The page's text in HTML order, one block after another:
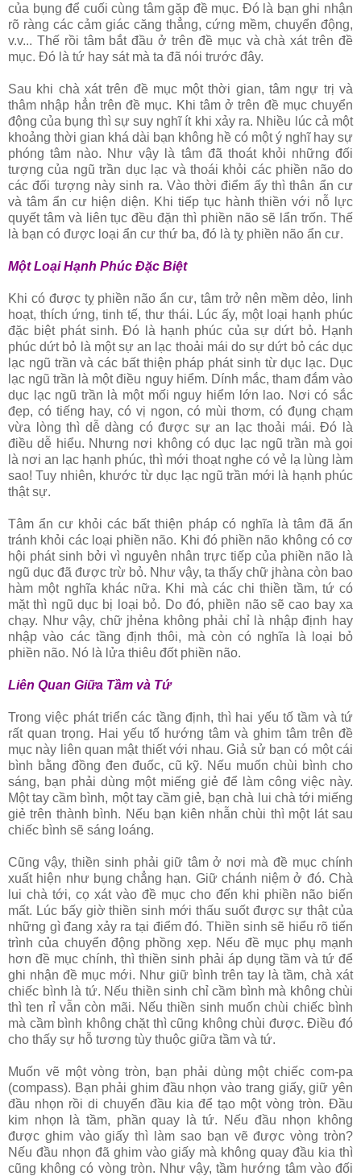
của bụng để cuối cùng tâm gặp đề mục. Ðó là bạn ghi nhận
rõ ràng các cảm giác căng thẳng, cứng mềm, chuyển động,
v.v... Thế rồi tâm bắt đầu ở trên đề mục và chà xát trên đề
mục. Ðó là tứ hay sát mà ta đã nói trước đây.
Sau khi chà xát trên đề mục một thời gian, tâm ngự trị và
thâm nhập hẳn trên đề mục. Khi tâm ở trên đề mục chuyển
động của bụng thì sự suy nghĩ ít khi xảy ra. Nhiều lúc cả một
khoảng thời gian khá dài bạn không hề có một ý nghĩ hay sự
phóng tâm nào. Như vậy là tâm đã thoát khỏi những đối
tượng của ngũ trần dục lạc và thoái khỏi các phiền não do
các đối tượng này sinh ra. Vào thời điểm ấy thì thân ẩn cư
và tâm ẩn cư hiện diện. Khi tiếp tục hành thiền với nỗ lực
quyết tâm và liên tục đều đặn thì phiền não sẽ lẩn trốn. Thế
là bạn có được loại ẩn cư thứ ba, đó là tỵ phiền não ẩn cư.
Một Loại Hạnh Phúc Ðặc Biệt
Khi có được tỵ phiền não ẩn cư, tâm trở nên mềm dẻo, linh
hoạt, thích ứng, tinh tế, thư thái. Lúc ấy, một loại hạnh phúc
đặc biệt phát sinh. Ðó là hạnh phúc của sự dứt bỏ. Hạnh
phúc dứt bỏ là một sự an lạc thoải mái do sự dứt bỏ các dục
lạc ngũ trần và các bất thiện pháp phát sinh từ dục lạc. Dục
lạc ngũ trần là một điều nguy hiểm. Dính mắc, tham đắm vào
dục lạc ngũ trần là một mối nguy hiểm lớn lao. Nơi có sắc
đẹp, có tiếng hay, có vị ngon, có mùi thơm, có đụng chạm
vừa lòng thì dễ dàng có được sự an lạc thoải mái. Ðó là
điều dễ hiểu. Nhưng nơi không có dục lạc ngũ trần mà gọi
là nơi an lạc hạnh phúc, thì mới thoạt nghe có vẻ lạ lùng làm
sao! Tuy nhiên, khước từ dục lạc ngũ trần mới là hạnh phúc
thật sự.
Tâm ẩn cư khỏi các bất thiện pháp có nghĩa là tâm đã ẩn
tránh khỏi các loại phiền não. Khi đó phiền não không có cơ
hội phát sinh bởi vì nguyên nhân trực tiếp của phiền não là
ngũ dục đã được trừ bỏ. Như vậy, ta thấy chữ jhàna còn bao
hàm một nghĩa khác nữa. Khi mà các chi thiền tầm, tứ có
mặt thì ngũ dục bị loại bỏ. Do đó, phiền não sẽ cao bay xa
chạy. Như vậy, chữ jhẻna không phải chỉ là nhập định hay
nhập vào các tầng định thôi, mà còn có nghĩa là loại bỏ
phiền não. Nó là lửa thiêu đốt phiền não.
Liên Quan Giữa Tầm và Tứ
Trong việc phát triển các tầng định, thì hai yếu tố tầm và tứ
rất quan trọng. Hai yếu tố hướng tâm và ghim tâm trên đề
mục này liên quan mật thiết với nhau. Giả sử bạn có một cái
bình bằng đồng đen đuốc, cũ kỹ. Nếu muốn chùi bình cho
sáng, bạn phải dùng một miếng giẻ để làm công việc này.
Một tay cầm bình, một tay cầm giẻ, bạn chà lui chà tới miếng
giẻ trên thành bình. Nếu bạn kiên nhẫn chùi thì một lát sau
chiếc bình sẽ sáng loáng.
Cũng vậy, thiền sinh phải giữ tâm ở nơi mà đề mục chính
xuất hiện như bụng chẳng hạn. Giữ chánh niệm ở đó. Chà
lui chà tới, cọ xát vào đề mục cho đến khi phiền não biến
mất. Lúc bấy giờ thiền sinh mới thấu suốt được sự thật của
những gì đang xảy ra tại điểm đó. Thiền sinh sẽ hiểu rõ tiến
trình của chuyển động phồng xẹp. Nếu đề mục phụ mạnh
hơn đề mục chính, thì thiền sinh phải áp dụng tầm và tứ để
ghi nhận đề mục mới. Như giữ bình trên tay là tầm, chà xát
chiếc bình là tứ. Nếu thiền sinh chỉ cầm bình mà không chùi
thì ten rỉ vẫn còn mãi. Nếu thiền sinh muốn chùi chiếc bình
mà cầm bình không chặt thì cũng không chùi được. Ðiều đó
cho thấy sự hỗ tương tùy thuộc giữa tầm và tứ.
Muốn vẽ một vòng tròn, bạn phải dùng một chiếc com-pa
(compass). Bạn phải ghim đầu nhọn vào trang giấy, giữ yên
đầu nhọn rồi di chuyển đầu kia để tạo một vòng tròn. Ðầu
kim nhọn là tầm, phần quay là tứ. Nếu đầu nhọn không
được ghim vào giấy thì làm sao bạn vẽ được vòng tròn?
Nếu đầu nhọn đã ghim vào giấy mà không quay đầu kia thì
cũng không có vòng tròn. Như vậy, tầm hướng tâm vào đối